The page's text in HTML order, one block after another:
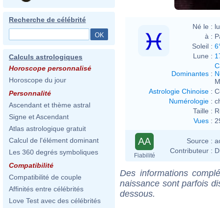
Recherche de célébrité
Calculs astrologiques
Horoscope personnalisé
Horoscope du jour
Personnalité
Ascendant et thème astral
Signe et Ascendant
Atlas astrologique gratuit
Calcul de l'élément dominant
Les 360 degrés symboliques
Compatibilité
Compatibilité de couple
Affinités entre célébrités
Love Test avec des célébrités
Né le :
à :
Soleil :
Lune :
Dominantes :
Astrologie Chinoise :
Numérologie :
Taille :
Vues :
AA
Fiabilité
Source :
Contributeur :
Des informations
naissance sont parfois
dessous.